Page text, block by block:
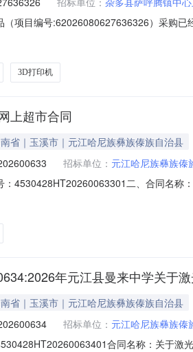
（项目编号:62026080627636326）采购
县萨呼腾镇中心卫生院采购单位地址：青
3D打印机
上超市合同
省｜玉溪市｜元江哈尼族彝族傣族自治县
招标单位： 元江哈尼族彝族傣
：4530428HT20260063301二、合同名称
司联系方式：13577791790六、合同主要
年元江县曼来中学关于
省｜玉溪市｜元江哈尼族彝族傣族自治县
招标单位： 元江哈尼族彝族傣
合同名称：关于激